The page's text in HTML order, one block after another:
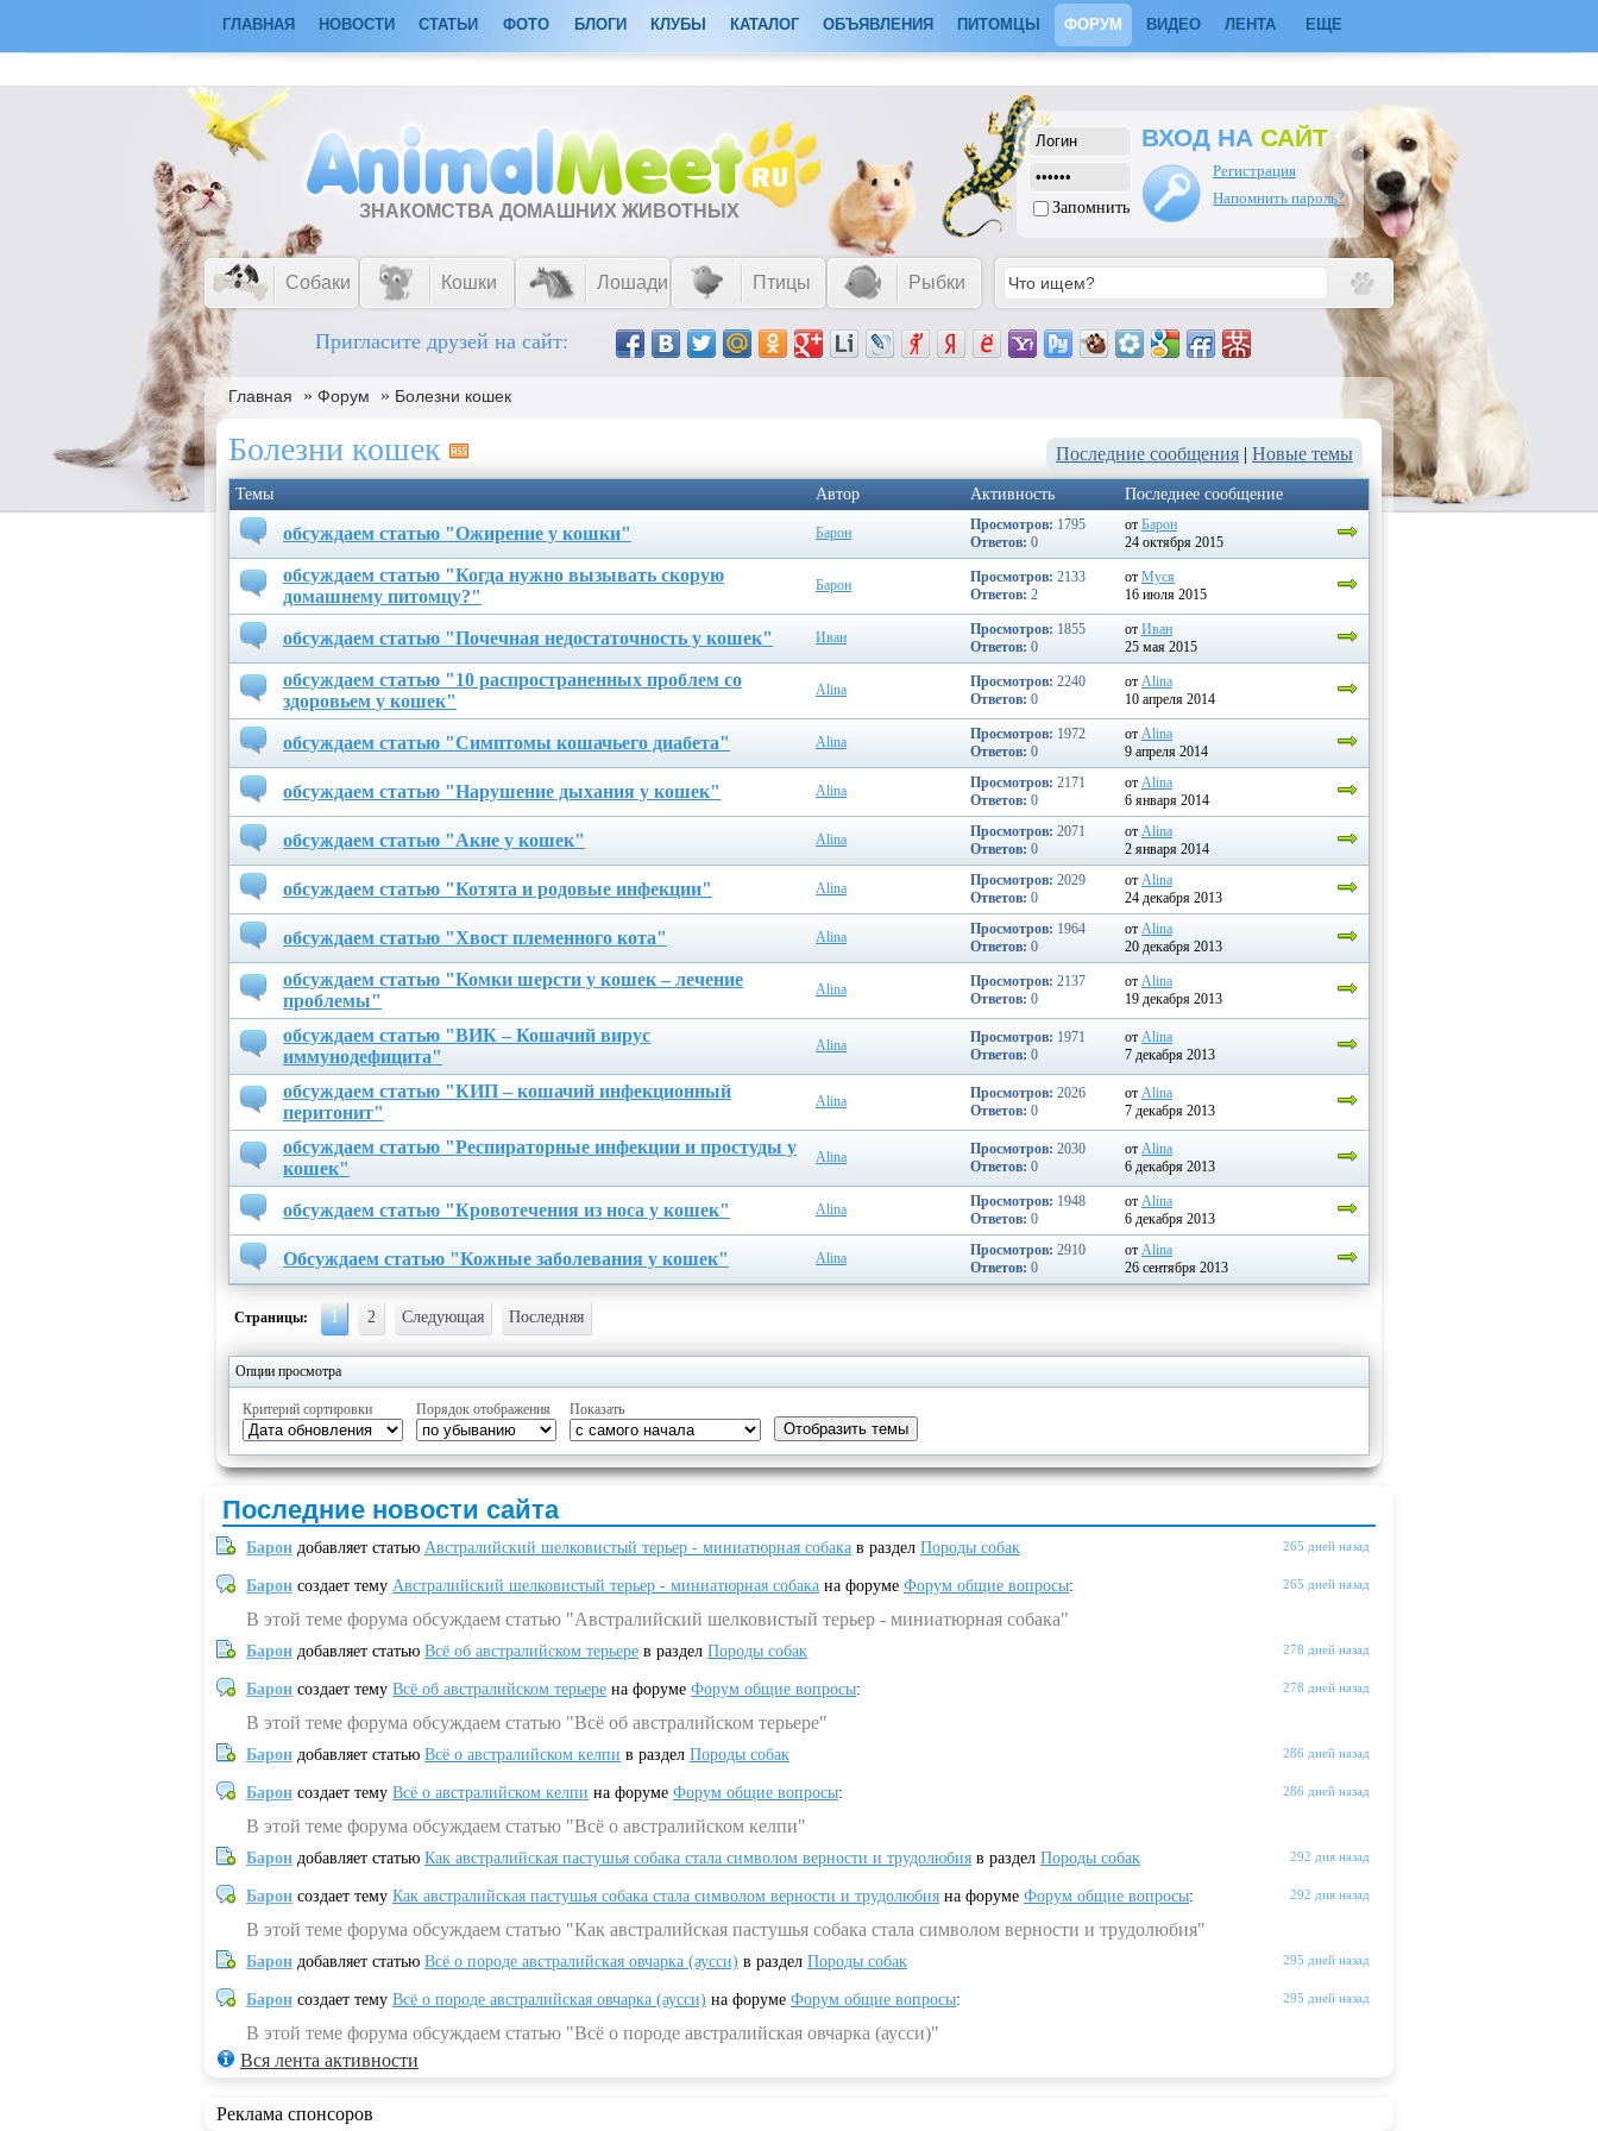
ГЛАВНАЯ НОВОСТИ СТАТЬИ ФОТО БЛОГИ КЛУБЫ КАТАЛОГ ОБЪЯВЛЕНИЯ ПИТОМЦЫ ФОРУМ ВИДЕО ЛЕНТА ЕЩЕ
ЗНАКОМСТВА ДОМАШНИХ ЖИВОТНЫХ Запомнить
ВХОД НА САЙТ
Регистрация
Напомнить пароль?
Собаки Кошки Лошади Птицы Рыбки
Пригласите друзей на сайт:
Главная » Форум » Болезни кошек
Последние сообщения | Новые темы
Болезни кошек
Темы Автор Активность Последнее сообщение
обсуждаем статью "Ожирение у кошки" Барон Просмотров: 1795
Ответов: 0
от Барон
24 октября 2015
обсуждаем статью "Когда нужно вызывать скорую
домашнему питомцу?"
Барон Просмотров: 2133
Ответов: 2
от Муся
16 июля 2015
обсуждаем статью "Почечная недостаточность у кошек" Ивaн Просмотров: 1855
Ответов: 0
от Ивaн
25 мая 2015
обсуждаем статью "10 распространенных проблем со
здоровьем у кошек"
Alina Просмотров: 2240
Ответов: 0
от Alina
10 апреля 2014
обсуждаем статью "Симптомы кошачьего диабета" Alina Просмотров: 1972
Ответов: 0
от Alina
9 апреля 2014
обсуждаем статью "Нарушение дыхания у кошек" Alina Просмотров: 2171
Ответов: 0
от Alina
6 января 2014
обсуждаем статью "Акне у кошек" Alina Просмотров: 2071
Ответов: 0
от Alina
2 января 2014
обсуждаем статью "Котята и родовые инфекции" Alina Просмотров: 2029
Ответов: 0
от Alina
24 декабря 2013
обсуждаем статью "Хвост племенного кота" Alina Просмотров: 1964
Ответов: 0
от Alina
20 декабря 2013
обсуждаем статью "Комки шерсти у кошек – лечение
проблемы"
Alina Просмотров: 2137
Ответов: 0
от Alina
19 декабря 2013
обсуждаем статью "ВИК – Кошачий вирус
иммунодефицита"
Alina Просмотров: 1971
Ответов: 0
от Alina
7 декабря 2013
обсуждаем статью "КИП – кошачий инфекционный
перитонит"
Alina Просмотров: 2026
Ответов: 0
от Alina
7 декабря 2013
обсуждаем статью "Респираторные инфекции и простуды у
кошек"
Alina Просмотров: 2030
Ответов: 0
от Alina
6 декабря 2013
обсуждаем статью "Кровотечения из носа у кошек" Alina Просмотров: 1948
Ответов: 0
от Alina
6 декабря 2013
Обсуждаем статью "Кожные заболевания у кошек" Alina Просмотров: 2910
Ответов: 0
от Alina
26 сентября 2013
Страницы: 1 2 Следующая Последняя
Опции просмотра
Критерий сортировки Порядок отображения Показать
Последние новости сайта
265 дней назад
Барон добавляет статью Австралийский шелковистый терьер - миниатюрная собака в раздел Породы собак
265 дней назад
Барон создает тему Австралийский шелковистый терьер - миниатюрная собака на форуме Форум общие вопросы:
В этой теме форума обсуждаем статью "Австралийский шелковистый терьер - миниатюрная собака"
278 дней назад
Барон добавляет статью Всё об австралийском терьере в раздел Породы собак
278 дней назад
Барон создает тему Всё об австралийском терьере на форуме Форум общие вопросы:
В этой теме форума обсуждаем статью "Всё об австралийском терьере"
286 дней назад
Барон добавляет статью Всё о австралийском келпи в раздел Породы собак
286 дней назад
Барон создает тему Всё о австралийском келпи на форуме Форум общие вопросы:
В этой теме форума обсуждаем статью "Всё о австралийском келпи"
292 дня назад
Барон добавляет статью Как австралийская пастушья собака стала символом верности и трудолюбия в раздел Породы собак
292 дня назад
Барон создает тему Как австралийская пастушья собака стала символом верности и трудолюбия на форуме Форум общие вопросы:
В этой теме форума обсуждаем статью "Как австралийская пастушья собака стала символом верности и трудолюбия"
295 дней назад
Барон добавляет статью Всё о породе австралийская овчарка (аусси) в раздел Породы собак
295 дней назад
Барон создает тему Всё о породе австралийская овчарка (аусси) на форуме Форум общие вопросы:
В этой теме форума обсуждаем статью "Всё о породе австралийская овчарка (аусси)"
Вся лента активности
Реклама спонсоров